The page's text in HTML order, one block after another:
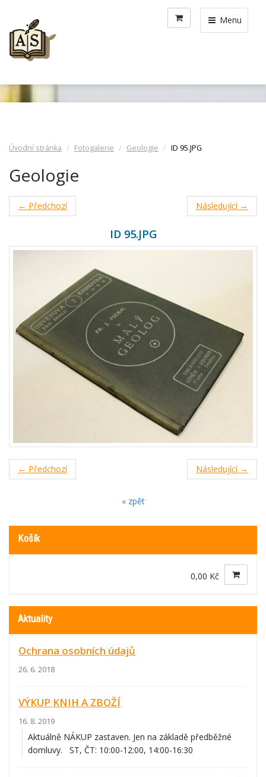
Menu
Úvodní stránka Fotogalerie Geologie ID 95.JPG
Geologie
← Předchozí Následující →
ID 95.JPG
← Předchozí Následující →
« zpět
Košík
0,00 Kč
Aktuality
Ochrana osobních údajů
26. 6. 2018
VÝKUP KNIH A ZBOŽÍ
16. 8. 2019
Aktuálně NÁKUP zastaven. Jen na základě předběžné
domluvy. ST, ČT: 10:00-12:00, 14:00-16:30